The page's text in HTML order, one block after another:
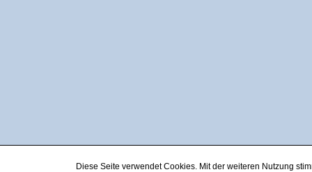
Diese Seite verwendet Cookies. Mit der weiteren Nutzung